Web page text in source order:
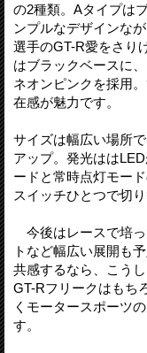
の2種類。Aタイプは
ンプルなデザインな
選手のGT-R愛をさり
はブラックベースに
ネオンピンクを採用
在感が魅力です。
サイズは幅広い場所
アップ。発光はは
ードと常時点灯モー
スイッチひとつで切り
今後はレースで培
トなど幅広い展開も
共感するなら、こう
GT-Rフリークはもち
くモータースポーツ
す。